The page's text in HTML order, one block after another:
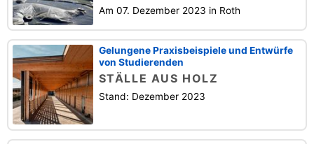
Am 07. Dezember 2023 in Roth
Gelungene Praxisbeispiele und Entwürfe
von Studierenden
STÄLLE AUS HOLZ
Stand: Dezember 2023